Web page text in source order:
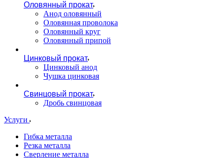
Оловянный прокат
Анод оловянный
Оловянная проволока
Оловянный круг
Оловянный припой
Цинковый прокат
Цинковый анод
Чушка цинковая
Свинцовый прокат
Дробь свинцовая
Услуги
Гибка металла
Резка металла
Сверление металла